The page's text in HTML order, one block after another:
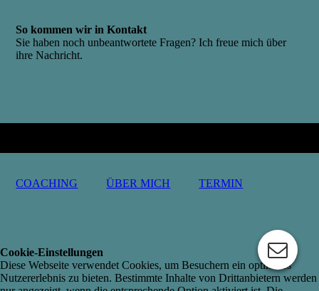
So kommen wir in Kontakt
Sie haben noch unbeantwortete Fragen? Ich freue mich über
ihre Nachricht.
COACHING ÜBER MICH TERMIN
Cookie-Einstellungen
Diese Webseite verwendet Cookies, um Besuchern ein optimales
Nutzererlebnis zu bieten. Bestimmte Inhalte von Drittanbietern werden